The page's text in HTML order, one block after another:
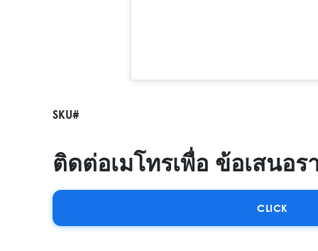
SKU#
ติดต่อเมโทรเพื่อ ข้อเสนอร
CLICK